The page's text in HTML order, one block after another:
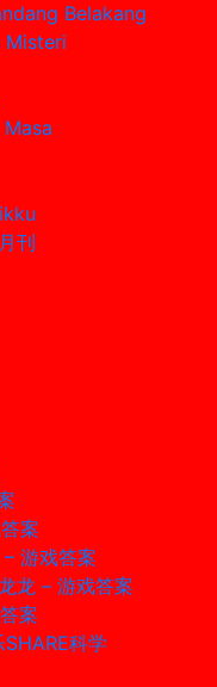
Belakang
Misteri
刊
案
游戏答案
龙 – 游戏答案
案
科学